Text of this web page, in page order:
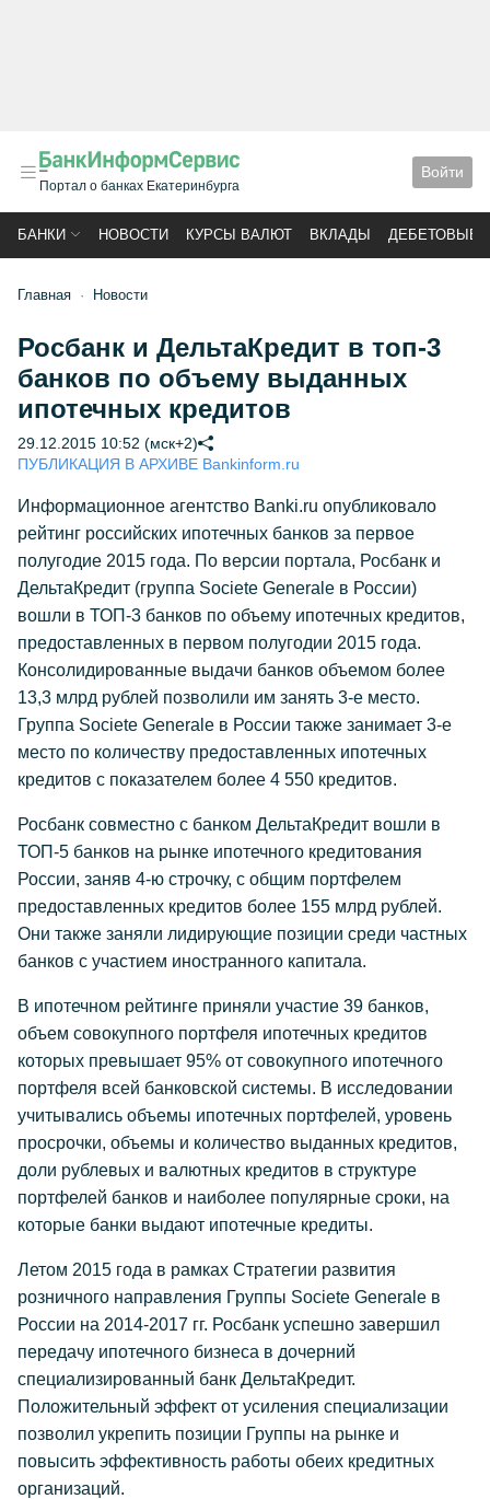
Портал о банках Екатеринбурга
Войти
БАНКИ НОВОСТИ КУРСЫ ВАЛЮТ ВКЛАДЫ ДЕБЕТОВЫЕ
Главная Новости
Росбанк и ДельтаКредит в топ-3
банков по объему выданных
ипотечных кредитов
29.12.2015 10:52 (мск+2)
ПУБЛИКАЦИЯ В АРХИВЕ Bankinform.ru
Информационное агентство Banki.ru опубликовало
рейтинг российских ипотечных банков за первое
полугодие 2015 года. По версии портала, Росбанк и
ДельтаКредит (группа Societe Generale в России)
вошли в ТОП-3 банков по объему ипотечных кредитов,
предоставленных в первом полугодии 2015 года.
Консолидированные выдачи банков объемом более
13,3 млрд рублей позволили им занять 3-е место.
Группа Societe Generale в России также занимает 3-е
место по количеству предоставленных ипотечных
кредитов с показателем более 4 550 кредитов.
Росбанк совместно с банком ДельтаКредит вошли в
ТОП-5 банков на рынке ипотечного кредитования
России, заняв 4-ю строчку, с общим портфелем
предоставленных кредитов более 155 млрд рублей.
Они также заняли лидирующие позиции среди частных
банков с участием иностранного капитала.
В ипотечном рейтинге приняли участие 39 банков,
объем совокупного портфеля ипотечных кредитов
которых превышает 95% от совокупного ипотечного
портфеля всей банковской системы. В исследовании
учитывались объемы ипотечных портфелей, уровень
просрочки, объемы и количество выданных кредитов,
доли рублевых и валютных кредитов в структуре
портфелей банков и наиболее популярные сроки, на
которые банки выдают ипотечные кредиты.
Летом 2015 года в рамках Стратегии развития
розничного направления Группы Societe Generale в
России на 2014-2017 гг. Росбанк успешно завершил
передачу ипотечного бизнеса в дочерний
специализированный банк ДельтаКредит.
Положительный эффект от усиления специализации
позволил укрепить позиции Группы на рынке и
повысить эффективность работы обеих кредитных
организаций.